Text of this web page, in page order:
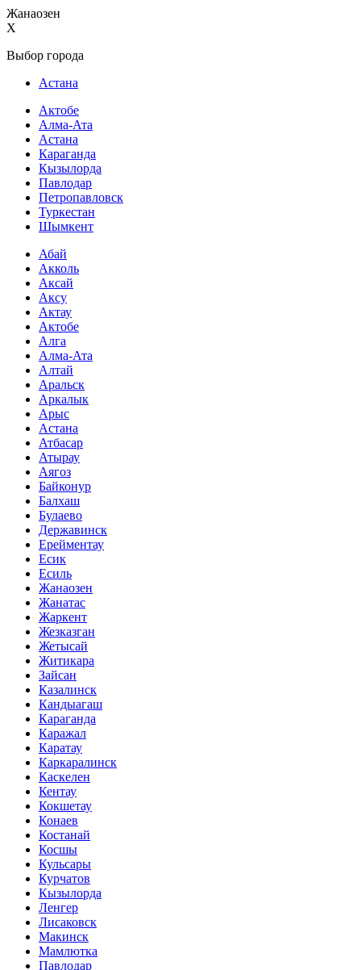
Жанаозен
X
Выбор города
Астана
Актобе
Алма-Ата
Астана
Караганда
Кызылорда
Павлодар
Петропавловск
Туркестан
Шымкент
Абай
Акколь
Аксай
Аксу
Актау
Актобе
Алга
Алма-Ата
Алтай
Аральск
Аркалык
Арыс
Астана
Атбасар
Атырау
Аягоз
Байконур
Балхаш
Булаево
Державинск
Ерейментау
Есик
Есиль
Жанаозен
Жанатас
Жаркент
Жезказган
Жетысай
Житикара
Зайсан
Казалинск
Кандыагаш
Караганда
Каражал
Каратау
Каркаралинск
Каскелен
Кентау
Кокшетау
Конаев
Костанай
Косшы
Кульсары
Курчатов
Кызылорда
Ленгер
Лисаковск
Макинск
Мамлютка
Павлодар